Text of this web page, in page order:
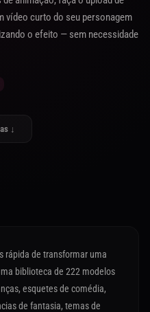
vídeo curto do seu personagem
o efeito — sem necessidade
↓
rápida de transformar uma
biblioteca de 222 modelos
esquetes de comédia,
de fantasia, temas de